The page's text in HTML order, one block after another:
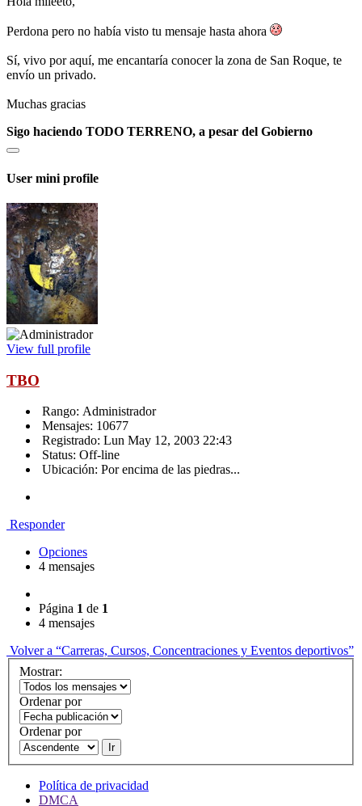
Perdona pero no había visto tu mensaje hasta ahora
Sí, vivo por aquí, me encantaría conocer la zona de San Roque, te
envío un privado.
Muchas gracias
Sigo haciendo TODO TERRENO, a pesar del Gobierno
User mini profile
View full profile
TBO
Rango: Administrador
Mensajes: 10677
Registrado: Lun May 12, 2003 22:43
Status: Off-line
Ubicación: Por encima de las piedras...
Responder
Opciones
4 mensajes
Página 1 de 1
4 mensajes
Volver a “Carreras, Cursos, Concentraciones y Eventos deportivos”
Mostrar:
Ordenar por
Ordenar por
Ir
Política de privacidad
DMCA